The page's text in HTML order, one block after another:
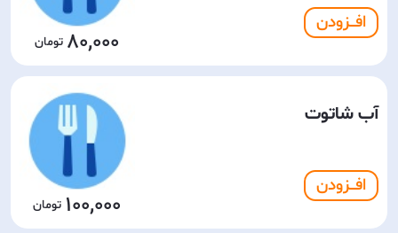
افـــزودن
80,000
آب شاتوت
افـــزودن
100,000